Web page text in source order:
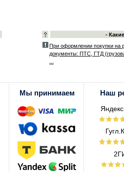
-
При оформлении покупки на
документы: ПТС, ГТД
Мы принимаем Наш